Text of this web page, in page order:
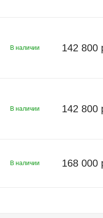
В наличии 142 800
В наличии 142 800
В наличии 168 000